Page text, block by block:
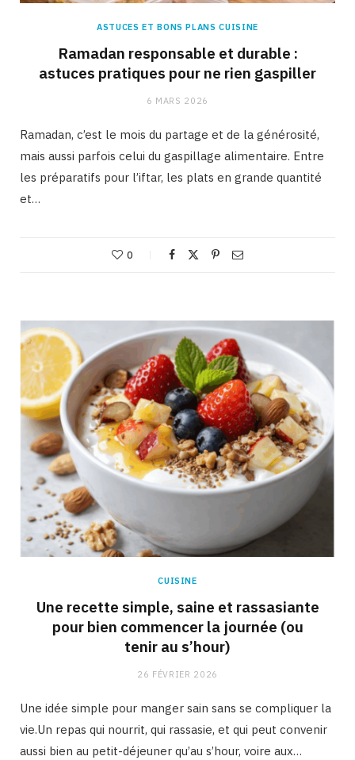
ASTUCES ET BONS PLANS CUISINE
Ramadan responsable et durable :
astuces pratiques pour ne rien gaspiller
6 MARS 2026
Ramadan, c’est le mois du partage et de la générosité,
mais aussi parfois celui du gaspillage alimentaire. Entre
les préparatifs pour l’iftar, les plats en grande quantité
et…
0
CUISINE
Une recette simple, saine et rassasiante
pour bien commencer la journée (ou
tenir au s’hour)
26 FÉVRIER 2026
Une idée simple pour manger sain sans se compliquer la
vie.Un repas qui nourrit, qui rassasie, et qui peut convenir
aussi bien au petit-déjeuner qu’au s’hour, voire aux…